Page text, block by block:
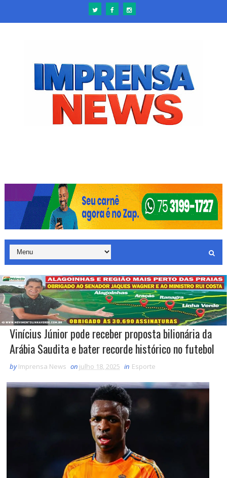
Vinícius Júnior pode receber proposta bilionária da
Arábia Saudita e bater recorde histórico no futebol
by Imprensa News on julho 18, 2025 in Esporte